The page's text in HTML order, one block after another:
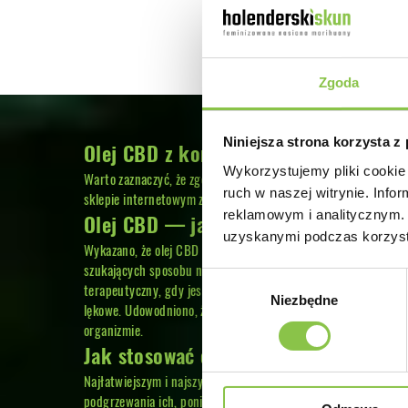
Zgoda
Niniejsza strona korzysta z
Wykorzystujemy pliki
ruch w naszej witrynie.
reklamowym i
uzyskanymi podczas
Niezbędne
Olej CBD z konopi — czy jest
Warto zaznaczyć, że zgodnie z polskim prawem wszystkie
sklepie internetowym znajdziesz szeroką gamę legalnych
Olej CBD — jakie ma właściwości?
Wykazano, że olej CBD ma szeroki zakres korzyści
szukających sposobu na poprawę swojego ogólnego
terapeutyczny, gdy jest odpowiednio dawkowana. Olej CBD,
lękowe. Udowodniono, że olej konopny z zawartością CBD
organizmie.
Jak stosować olejki CBD ?
Najłatwiejszym i najszybszym sposobem na stosowanie
podgrzewania ich, ponieważ obróbka termiczna usuwa z oleju